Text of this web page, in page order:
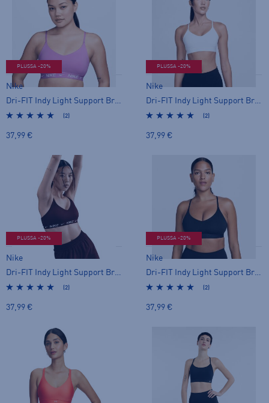
PLUSSA -20%
Nike
Dri-FIT Indy Light Support Bra W - urheiluliivit
(2)
37,99 €
PLUSSA -20%
Nike
Dri-FIT Indy Light Support Bra W - urheiluliivit
(2)
37,99 €
PLUSSA -20%
Nike
Dri-FIT Indy Light Support Bra W - urheiluliivit
(2)
37,99 €
PLUSSA -20%
Nike
Dri-FIT Indy Light Support Bra W - urheiluliivit
(2)
37,99 €